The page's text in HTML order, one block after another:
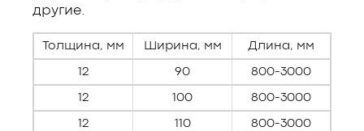
другие.
Толщина, мм Ширина, мм Длина, мм
12 90 800-3000
12 100 800-3000
12 110 800-3000